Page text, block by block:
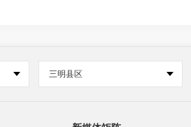
三明县区